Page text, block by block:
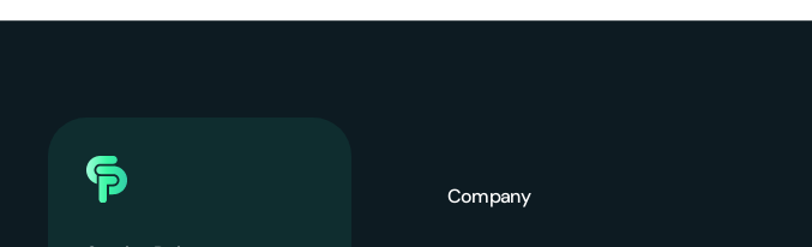
Company